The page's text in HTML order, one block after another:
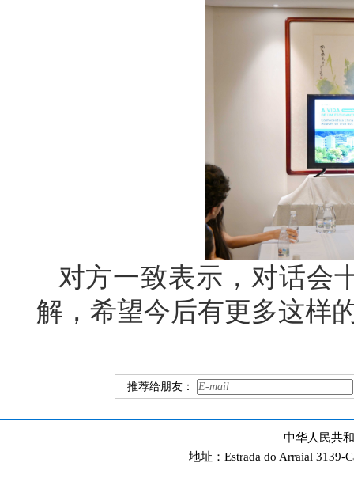
对方一致表示，对话会
解，希望今后有更多这样
推荐给朋友：
中华人民共
地址：Estrada do Arraial 3139-